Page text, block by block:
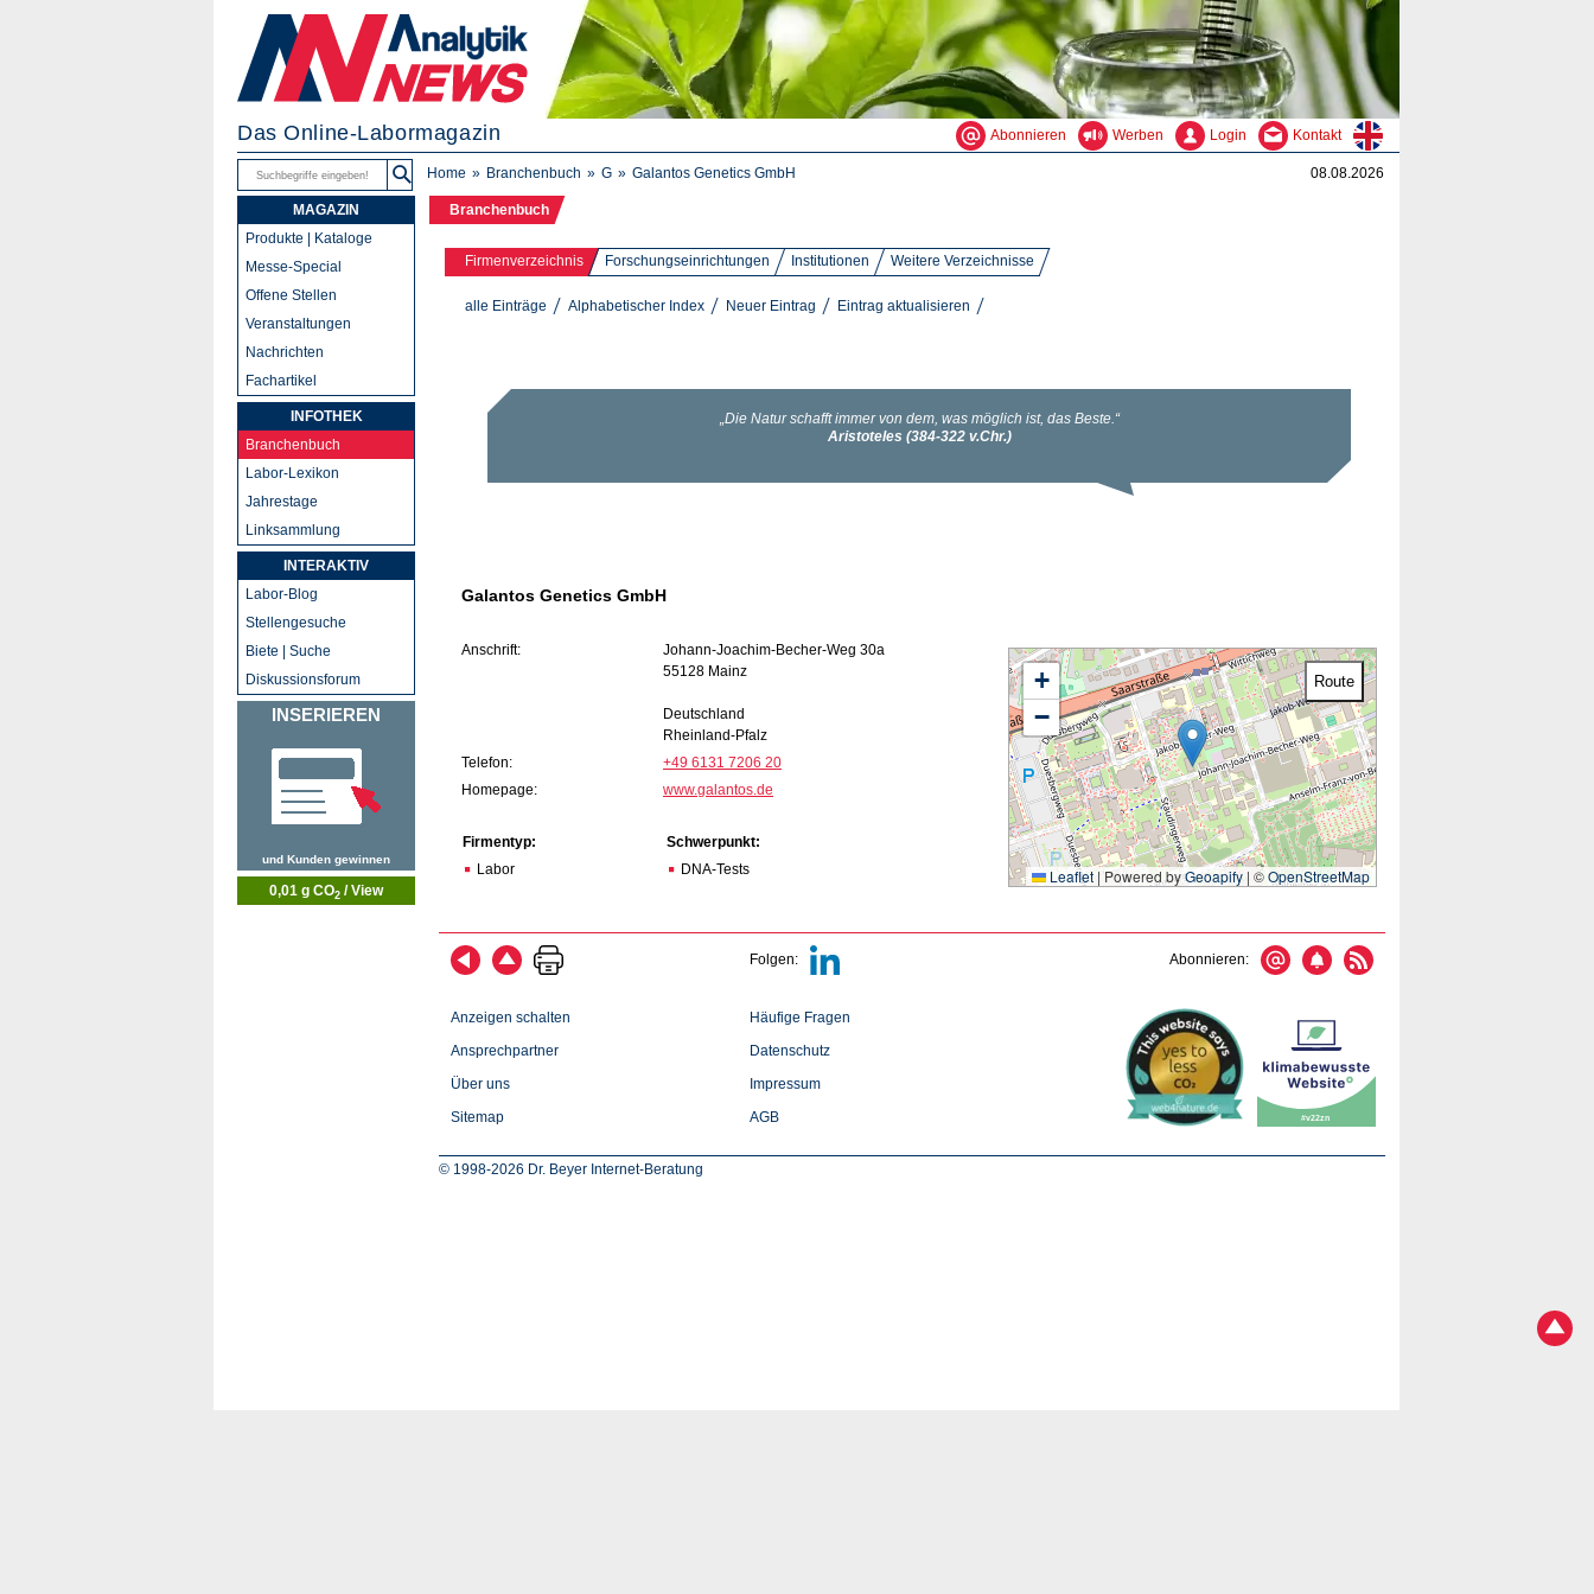
Das Online-Labormagazin Abonnieren Werben Login Kontakt
Home Branchenbuch G Galantos Genetics GmbH 08.08.2026
Branchenbuch
Firmenverzeichnis Forschungseinrichtungen Institutionen Weitere Verzeichnisse
alle Einträge Alphabetischer Index Neuer Eintrag Eintrag aktualisieren
Galantos Genetics GmbH
+
−
Route
Leaflet |Powered byGeoapify | ©OpenStreetMap
Anschrift:
Johann-Joachim-Becher-Weg 30a
55128 Mainz
Deutschland
Rheinland-Pfalz
Telefon:
+49 6131 7206 20
Homepage:
www.galantos.de
Firmentyp:
Labor
Schwerpunkt:
DNA-Tests
Folgen: Abonnieren:
Anzeigen schalten
Ansprechpartner
Über uns
Sitemap
Häufige Fragen
Datenschutz
Impressum
AGB
© 1998-2026 Dr. Beyer Internet-Beratung
MAGAZIN
Produkte | Kataloge
Messe-Special
Offene Stellen
Veranstaltungen
Nachrichten
Fachartikel
INFOTHEK
Branchenbuch
Labor-Lexikon
Jahrestage
Linksammlung
INTERAKTIV
Labor-Blog
Stellengesuche
Biete | Suche
Diskussionsforum
INSERIEREN
und Kunden gewinnen
0,01 g CO2 / View